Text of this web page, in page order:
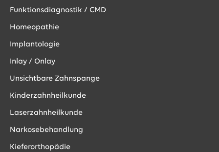
Funktionsdiagnostik / CMD
Homeopathie
Implantologie
Inlay / Onlay
Unsichtbare Zahnspange
Kinderzahnheilkunde
Laserzahnheilkunde
Narkosebehandlung
Kieferorthopädie